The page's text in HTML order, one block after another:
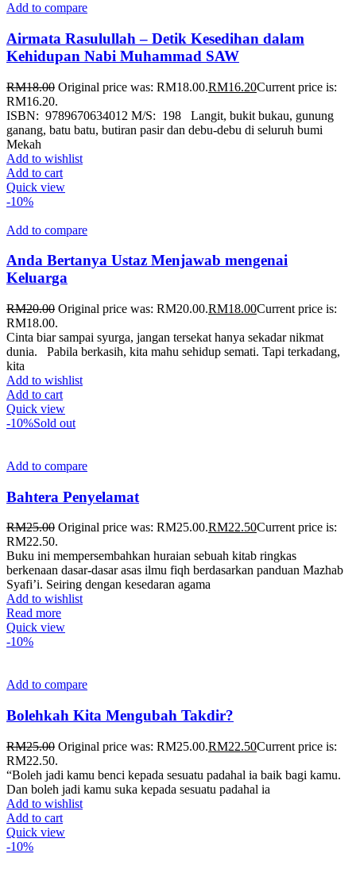
Add to compare
Airmata Rasulullah – Detik Kesedihan dalam
Kehidupan Nabi Muhammad SAW
RM18.00 Original price was: RM18.00.RM16.20Current price is:
RM16.20.
ISBN: 9789670634012 M/S: 198 Langit, bukit bukau, gunung
ganang, batu batu, butiran pasir dan debu-debu di seluruh bumi
Mekah
Add to wishlist
Add to cart
Quick view
-10%
Add to compare
Anda Bertanya Ustaz Menjawab mengenai
Keluarga
RM20.00 Original price was: RM20.00.RM18.00Current price is:
RM18.00.
Cinta biar sampai syurga, jangan tersekat hanya sekadar nikmat
dunia. Pabila berkasih, kita mahu sehidup semati. Tapi terkadang,
kita
Add to wishlist
Add to cart
Quick view
-10%Sold out
Add to compare
Bahtera Penyelamat
RM25.00 Original price was: RM25.00.RM22.50Current price is:
RM22.50.
Buku ini mempersembahkan huraian sebuah kitab ringkas
berkenaan dasar-dasar asas ilmu fiqh berdasarkan panduan Mazhab
Syafi’i. Seiring dengan kesedaran agama
Add to wishlist
Read more
Quick view
-10%
Add to compare
Bolehkah Kita Mengubah Takdir?
RM25.00 Original price was: RM25.00.RM22.50Current price is:
RM22.50.
“Boleh jadi kamu benci kepada sesuatu padahal ia baik bagi kamu.
Dan boleh jadi kamu suka kepada sesuatu padahal ia
Add to wishlist
Add to cart
Quick view
-10%